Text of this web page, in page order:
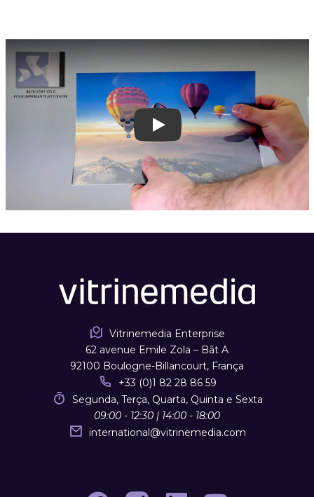
Play
Vitrinemedia Enterprise
62 avenue Emile Zola – Bât A
92100 Boulogne-Billancourt, França
+33 (0)1 82 28 86 59
Segunda, Terça, Quarta, Quinta e Sexta
09:00 - 12:30 | 14:00 - 18:00
international@vitrinemedia.com